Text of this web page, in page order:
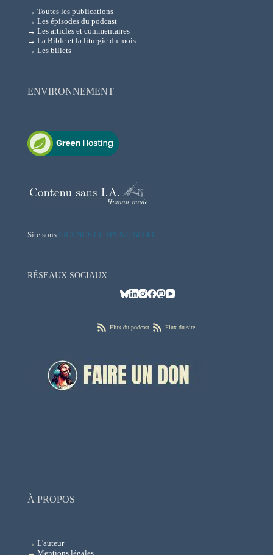
→ Toutes les publications
→ Les épisodes du podcast
→ Les articles et commentaires
→ La Bible et la liturgie du mois
→ Les billets
ENVIRONNEMENT
Site sous LICENCE CC BY-NC-ND 4.0
RÉSEAUX SOCIAUX
Flux du podcast Flux du site
À PROPOS
→ L'auteur
→ Mentions légales